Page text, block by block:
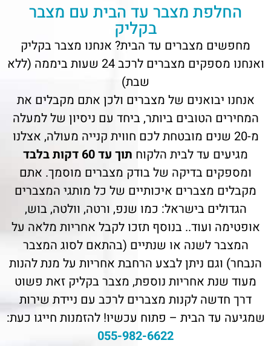
החלפת מצבר עד הבית עם מצבר
בקליק
מחפשים מצברים עד הבית? אנחנו מצבר בקליק
ואנחנו מספקים מצברים לרכב 24 שעות ביממה (ללא
שבת)
אנחנו יבואנים של מצברים ולכן אתם מקבלים את
המחירים הטובים ביותר, ביחד עם ניסיון של למעלה
מ-20 שנים מובטחת לכם חווית קנייה מעולה, אצלנו
מגיעים עד לבית הלקוח תוך עד 60 דקות בלבד
ומספקים בדיקה של בודק מצברים מוסמך. אתם
מקבלים מצברים איכותיים של כל מותגי המצברים
הגדולים בישראל: כמו שנפ, ורטה, וולטה, בוש,
אופטימה ועוד.. בנוסף תזכו לקבל אחריות מלאה על
המצבר לשנה או שנתיים (בהתאם לסוג המצבר
הנבחר) וגם ניתן לבצע הרחבת אחריות על מנת להנות
מעוד שנת אחריות נוספת, מצבר בקליק זאת פשוט
דרך חדשה לקנות מצברים לרכב עם ניידת שירות
שמגיעה עד הבית – פתוח עכשיו! להזמנות חייגו כעת:
055-982-6622